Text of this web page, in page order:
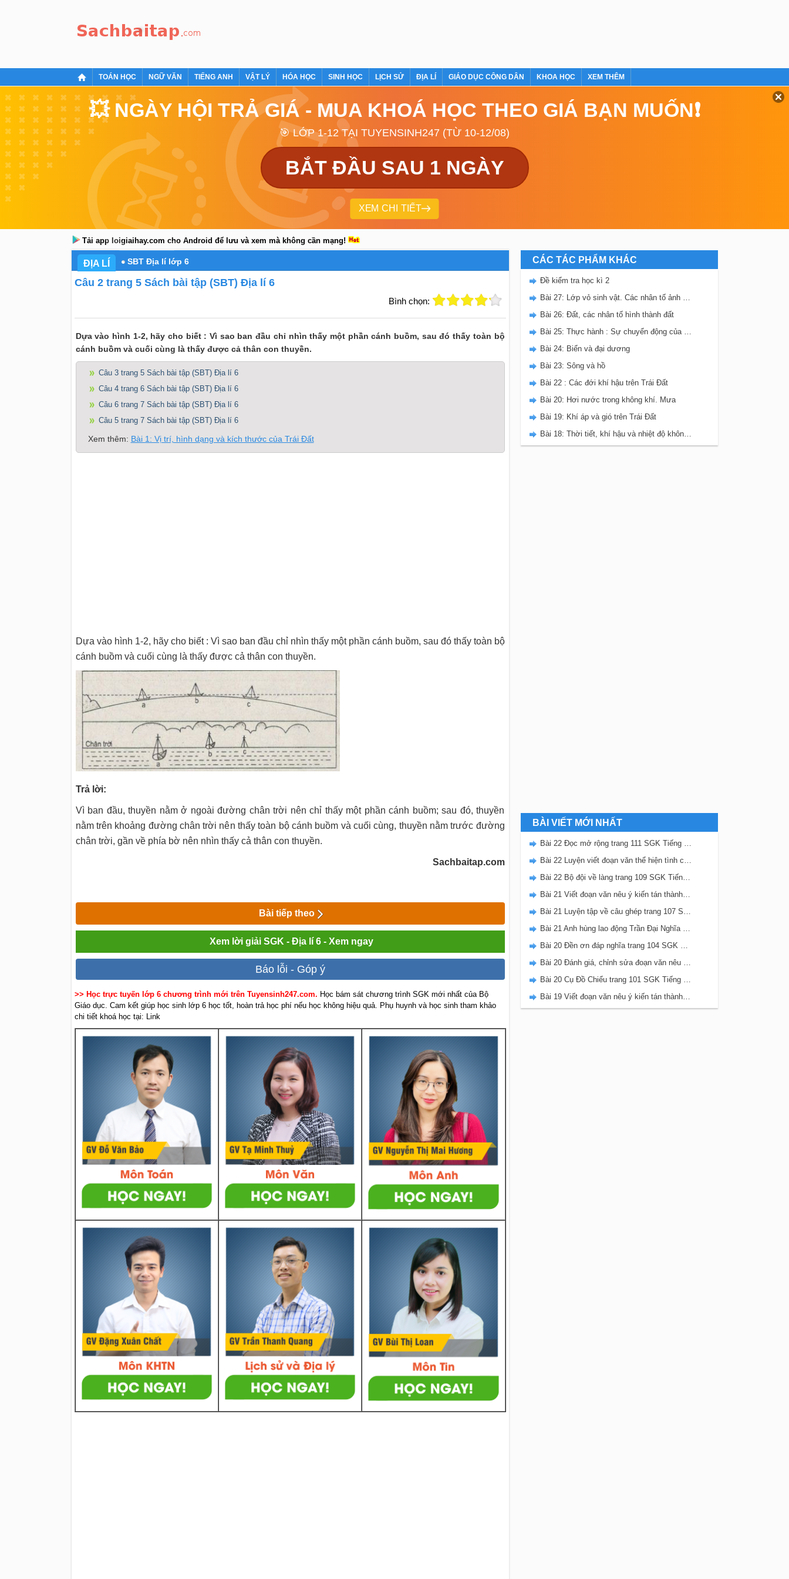
TOÁN HỌC NGỮ VĂN TIẾNG ANH VẬT LÝ HÓA HỌC SINH HỌC LỊCH SỬ ĐỊA LÍ GIÁO DỤC CÔNG DÂN KHOA HỌC XEM THÊM
💥 NGÀY HỘI TRẢ GIÁ - MUA KHOÁ HỌC THEO GIÁ BẠN MUỐN❗
🎯 LỚP 1-12 TẠI TUYENSINH247 (TỪ 10-12/08)
BẮT ĐẦU SAU 1 NGÀY
XEM CHI TIẾT
Tải app loigiaihay.com cho Android để lưu và xem mà không cần mạng!
ĐỊA LÍ SBT Địa lí lớp 6
Câu 2 trang 5 Sách bài tập (SBT) Địa lí 6
Bình chọn:
Dựa vào hình 1-2, hãy cho biết : Vì sao ban đầu chỉ nhìn thấy một phần cánh buồm, sau đó thấy toàn bộ
cánh buồm và cuối cùng là thấy được cả thân con thuyền.
Câu 3 trang 5 Sách bài tập (SBT) Địa lí 6
Câu 4 trang 6 Sách bài tập (SBT) Địa lí 6
Câu 6 trang 7 Sách bài tập (SBT) Địa lí 6
Câu 5 trang 7 Sách bài tập (SBT) Địa lí 6
Xem thêm: Bài 1: Vị trí, hình dạng và kích thước của Trái Đất
Dựa vào hình 1-2, hãy cho biết : Vì sao ban đầu chỉ nhìn thấy một phần cánh buồm, sau đó thấy toàn bộ
cánh buồm và cuối cùng là thấy được cả thân con thuyền.
Trả lời:
Vì ban đầu, thuyền nằm ở ngoài đường chân trời nên chỉ thấy một phần cánh buồm; sau đó, thuyền
nằm trên khoảng đường chân trời nên thấy toàn bộ cánh buồm và cuối cùng, thuyền nằm trước đường
chân trời, gần về phía bờ nên nhìn thấy cả thân con thuyền.
Sachbaitap.com
Bài tiếp theo
Xem lời giải SGK - Địa lí 6 - Xem ngay
Báo lỗi - Góp ý
>> Học trực tuyến lớp 6 chương trình mới trên Tuyensinh247.com. Học bám sát chương trình SGK mới nhất của Bộ
Giáo dục. Cam kết giúp học sinh lớp 6 học tốt, hoàn trả học phí nếu học không hiệu quả. Phụ huynh và học sinh tham khảo
chi tiết khoá học tại: Link
CÁC TÁC PHẨM KHÁC
Đề kiểm tra học kì 2
Bài 27: Lớp vỏ sinh vật. Các nhân tố ảnh hưởng đến sự phân bố thực, động vật trên Trái Đất
Bài 26: Đất, các nhân tố hình thành đất
Bài 25: Thực hành : Sự chuyển động của các dòng biển trong Đại dương
Bài 24: Biển và đại dương
Bài 23: Sông và hồ
Bài 22 : Các đới khí hậu trên Trái Đất
Bài 20: Hơi nước trong không khí. Mưa
Bài 19: Khí áp và gió trên Trái Đất
Bài 18: Thời tiết, khí hậu và nhiệt độ không khí
BÀI VIẾT MỚI NHẤT
Bài 22 Đọc mở rộng trang 111 SGK Tiếng Việt 5 Kết nối tri thức tập 2
Bài 22 Luyện viết đoạn văn thể hiện tình cảm, cảm xúc về một sự việc trang 111 SGK Tiếng Việt 5 Kết nối tri thức tập 2
Bài 22 Bộ đội về làng trang 109 SGK Tiếng Việt 5 Kết nối tri thức tập 2
Bài 21 Viết đoạn văn nêu ý kiến tán thành một sự việc, hiện tượng (Bài viết số 2) trang 108 SGK Tiếng Việt 5 Kết nối tri thức tập 2
Bài 21 Luyện tập về câu ghép trang 107 SGK Tiếng Việt 5 Kết nối tri thức tập 2
Bài 21 Anh hùng lao động Trần Đại Nghĩa trang 106 SGK Tiếng Việt 5 Kết nối tri thức tập 2
Bài 20 Đền ơn đáp nghĩa trang 104 SGK Tiếng Việt 5 Kết nối tri thức tập 2
Bài 20 Đánh giá, chỉnh sửa đoạn văn nêu ý kiến tán thành một sự vật, hiện tượng trang 103 SGK Tiếng Việt 5 Kết nối tri thức tập 2
Bài 20 Cụ Đồ Chiểu trang 101 SGK Tiếng Việt 5 Kết nối tri thức tập 2
Bài 19 Viết đoạn văn nêu ý kiến tán thành một sự việc, hiện tượng (Bài viết số 1) trang 100 SGK Tiếng Việt 5 Kết nối tri thức tập 2